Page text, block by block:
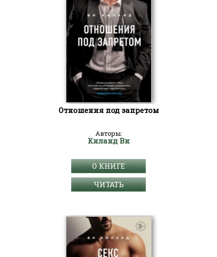
Отношения под запретом
Авторы:
Киланд Ви
О КНИГЕ
ЧИТАТЬ